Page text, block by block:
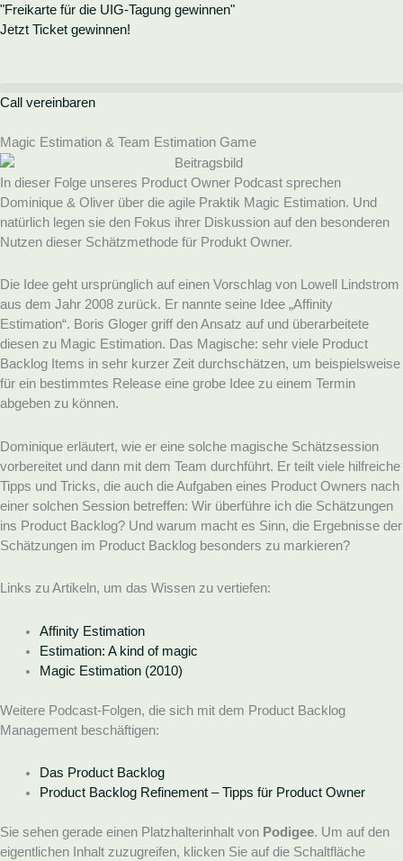
Zum
Inhalt
"Freikarte für die UIG-Tagung gewinnen"
Jetzt Ticket gewinnen!
Call vereinbaren
Magic Estimation & Team Estimation Game
In dieser Folge unseres Product Owner Podcast sprechen
Dominique & Oliver über die agile Praktik Magic Estimation. Und
natürlich legen sie den Fokus ihrer Diskussion auf den besonderen
Nutzen dieser Schätzmethode für Produkt Owner.
Die Idee geht ursprünglich auf einen Vorschlag von Lowell Lindstrom
aus dem Jahr 2008 zurück. Er nannte seine Idee „Affinity
Estimation“. Boris Gloger griff den Ansatz auf und überarbeitete
diesen zu Magic Estimation. Das Magische: sehr viele Product
Backlog Items in sehr kurzer Zeit durchschätzen, um beispielsweise
für ein bestimmtes Release eine grobe Idee zu einem Termin
abgeben zu können.
Dominique erläutert, wie er eine solche magische Schätzsession
vorbereitet und dann mit dem Team durchführt. Er teilt viele hilfreiche
Tipps und Tricks, die auch die Aufgaben eines Product Owners nach
einer solchen Session betreffen: Wir überführe ich die Schätzungen
ins Product Backlog? Und warum macht es Sinn, die Ergebnisse der
Schätzungen im Product Backlog besonders zu markieren?
Links zu Artikeln, um das Wissen zu vertiefen:
Affinity Estimation
Estimation: A kind of magic
Magic Estimation (2010)
Weitere Podcast-Folgen, die sich mit dem Product Backlog
Management beschäftigen:
Das Product Backlog
Product Backlog Refinement – Tipps für Product Owner
Sie sehen gerade einen Platzhalterinhalt von Podigee. Um auf den
eigentlichen Inhalt zuzugreifen, klicken Sie auf die Schaltfläche